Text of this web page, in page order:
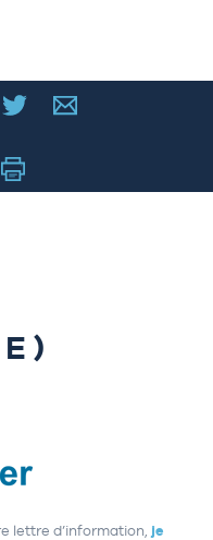
lettre d’information, je